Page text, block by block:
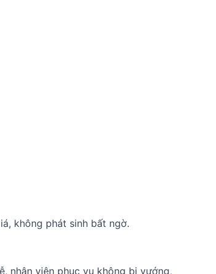
không phát sinh bất ngờ.
nhân viên phục vụ không bị vướng,